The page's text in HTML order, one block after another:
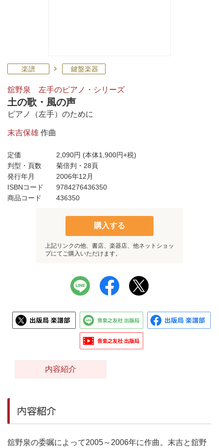
楽譜 鍵盤楽器
舘野泉 左手のピアノ・シリーズ
土の歌・風の声
ピアノ（左手）のために
末吉保雄 作曲
定価 2,090円 (本体1,900円+税)
判型・頁数
菊倍判・28頁
発行年月
2006年12月
ISBNコード
9784276436350
商品コード
436350
購入する
上記リンクの他、書店、楽器店、他ネットショッ
プにてご購入いただけます。
内容紹介
内容紹介
舘野泉の委嘱によって2005～2006年に作曲。末吉と舘野